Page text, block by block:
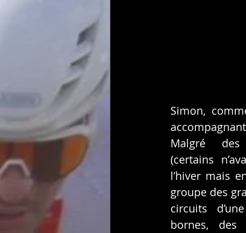
Simon,
Malgré des
(certains
l’hiver mais
groupe des
circuits
bornes,